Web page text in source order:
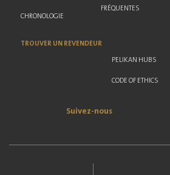
CHRONOLOGIE
FRÉQUENTES
TROUVER UN REVENDEUR
PELIKAN HUBS
CODE OF ETHICS
Suivez-nous